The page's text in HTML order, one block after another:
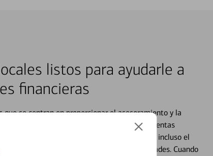
listos para ayudarle a
financieras
que se centran en proporcionar el asesoramiento y la
situación en su vida financiera. Desde sus cuentas
compras, la planificación para su futuro, e incluso el
futuro se mueve de acuerdo con sus necesidades. Cuando